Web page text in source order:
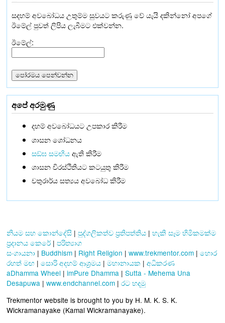
සදහම් අවබෝධය උතුම්ම සුවයට කරුණු වේ යැයි දකින්නෝ අපගේ
ඊමේල් පුවත් ලිපිය ලැබීමට එක්වන්න.
ඊමේල්:
අපේ අරමුණු
දහම් අවබෝධයට උපකාර කිරීම
ශාසන ශෝධනය
සඞ්‌ඝ සමඟියඇති කිරීම
ශාසන චිරස්ථිතියට කටයුතු කිරීම
චතුරාර්ය සත්‍යය අවබෝධ කිරීම
නියම සහ කොන්දේසි | පුද්ගලිකත්ව ප්‍රතිපත්තිය | හැකි සෑම හිමිකමක්ම
ප්‍රදානය කෙරේ | පරිත්‍යාග
සංගායනා | Buddhism | Right Religion | www.trekmentor.com | හොර
රහත් මඟ | සොරි අදහම් ආශ්‍රමය | මහානායක | අධිකරණ
aDhamma Wheel | imPure Dhamma | Sutta - Mehema Una
Desapuwa | www.endchannel.com | රට හදමු
Trekmentor website is brought to you by H. M. K. S. K.
Wickramanayake (Kamal Wickramanayake).